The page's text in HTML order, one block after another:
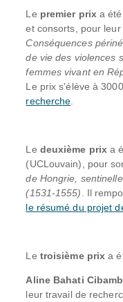
Le premier prixa été
et consorts, pour
Conséquences
de vie des violences
femmes vivant en
Le prix s'élève à
recherche
Le deuxième prix a
(UCLouvain), pour
de Hongrie,
(1531-1555) . Il
le résumé du projet
Le troisième prix a
Aline Bahati
leur travail de